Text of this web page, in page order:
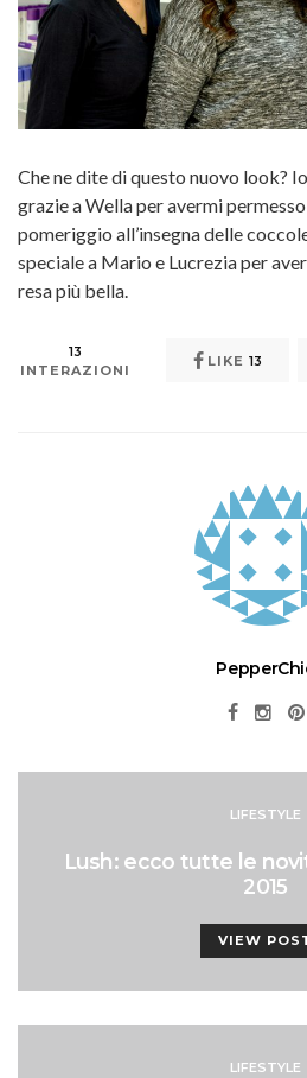
Che ne dite di questo nuovo look?
grazie a Wella per avermi
pomeriggio all’insegna delle
speciale a Mario e Lucrezia per
resa più bella.
13
INTERAZIONI
LIKE 13
LIFESTYLE
Lush: ecco tutte le
2015
VIEW
LIFESTYLE